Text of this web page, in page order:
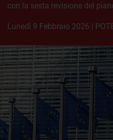
con la sesta revisione del
lunedì 9 Febbraio 2026 |